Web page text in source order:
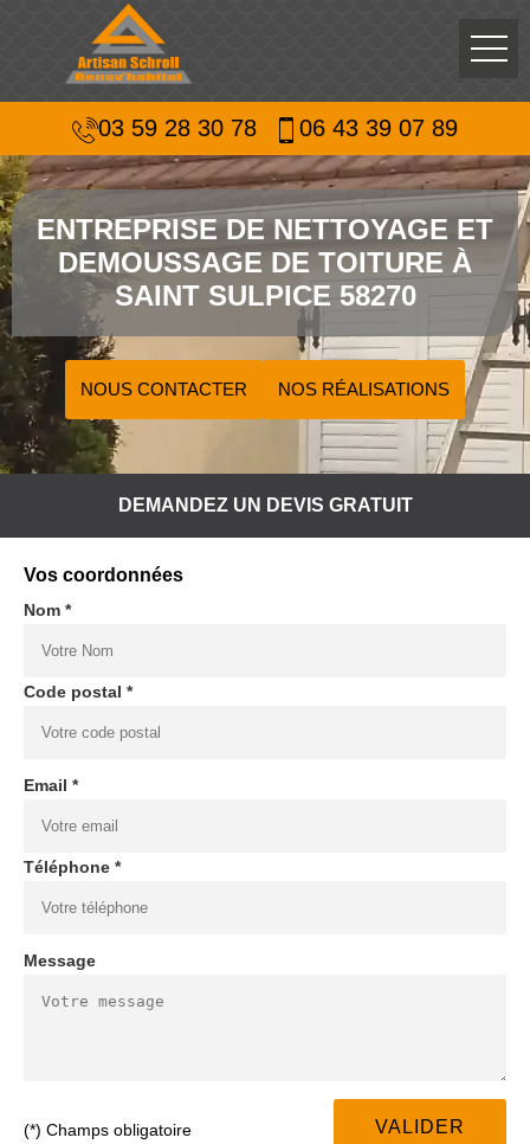
03 59 28 30 78 06 43 39 07 89
ENTREPRISE DE NETTOYAGE ET
DEMOUSSAGE DE TOITURE À
SAINT SULPICE 58270
NOUS CONTACTER NOS RÉALISATIONS
DEMANDEZ UN DEVIS GRATUIT
Vos coordonnées
Nom *
Code postal *
Email *
Téléphone *
Message
(*) Champs obligatoire